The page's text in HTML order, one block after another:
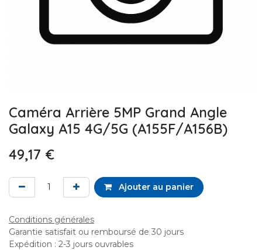
Caméra Arrière 5MP Grand Angle
Galaxy A15 4G/5G (A155F/A156B)
49,17 €
Ajouter au panier
Conditions générales
Garantie satisfait ou remboursé de 30 jours
Expédition : 2-3 jours ouvrables